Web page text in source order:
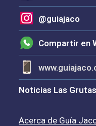
@guiajaco
Compartir en
Noticias Las Grutas
Acerca de Guía